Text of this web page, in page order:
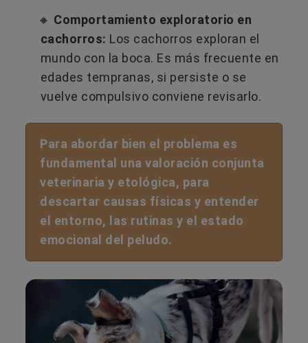
🔸 Comportamiento exploratorio en
cachorros: Los cachorros exploran el
mundo con la boca. Es más frecuente en
edades tempranas, si persiste o se
vuelve compulsivo conviene revisarlo.
Para abordar bien el problema es
fundamental una valoración conjunta
veterinaria y etológica, para
descartar causas físicas y entender
el entorno, las rutinas y el estado
emocional del peludo.